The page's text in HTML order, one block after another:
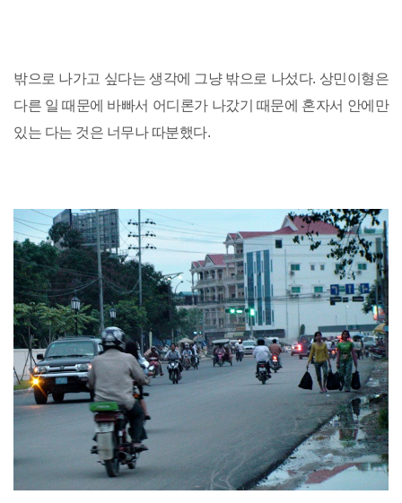
밖으로 나가고 싶다는 생각에 그냥 밖으로 나섰다. 상민이형은
다른 일 때문에 바빠서 어디론가 나갔기 때문에 혼자서 안에만
있는 다는 것은 너무나 따분했다.
호주